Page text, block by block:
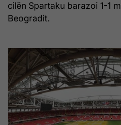
cilën Spartaku barazoi 1-1
Beogradit.